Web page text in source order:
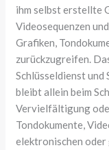
ihm selbst erstellte
Videosequenzen
Grafiken,
zurückzugreifen.
Schlüsseldienst
bleibt allein beim
Vervielfältigung
Tondokumente,
elektronischen